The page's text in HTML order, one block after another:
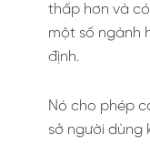
thấp hơn và
một số ngành
định.
Nó cho phép
sở người dùng